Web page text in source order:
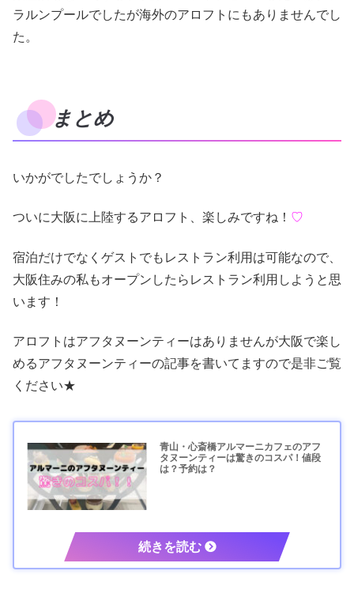
ラルンプールでしたが海外のアロフトにもありませんでし
た。
まとめ
いかがでしたでしょうか？
ついに大阪に上陸するアロフト、楽しみですね！ ♡
宿泊だけでなくゲストでもレストラン利用は可能なので、
大阪住みの私もオープンしたらレストラン利用しようと思
います！
アロフトはアフタヌーンティーはありませんが大阪で楽し
めるアフタヌーンティーの記事を書いてますので是非ご覧
ください★
青山・心斎橋アルマーニカフェのアフ
タヌーンティーは驚きのコスパ！値段
は？予約は？